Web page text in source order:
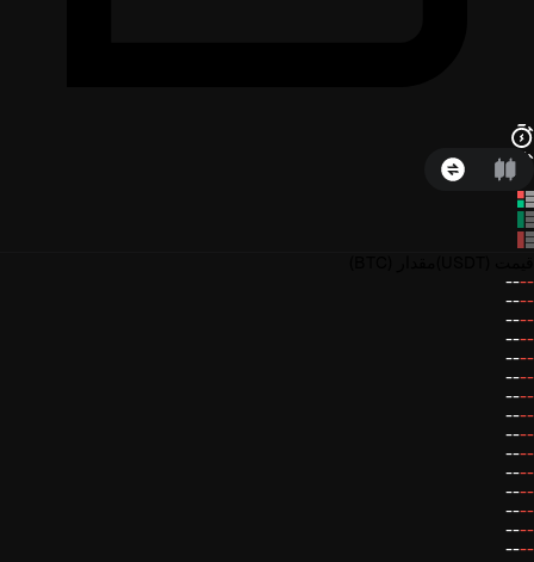
--
--
--
--
--
--
--
--
--
--
--
--
--
--
--
--
--
--
--
--
--
--
--
--
--
--
--
--
--
--